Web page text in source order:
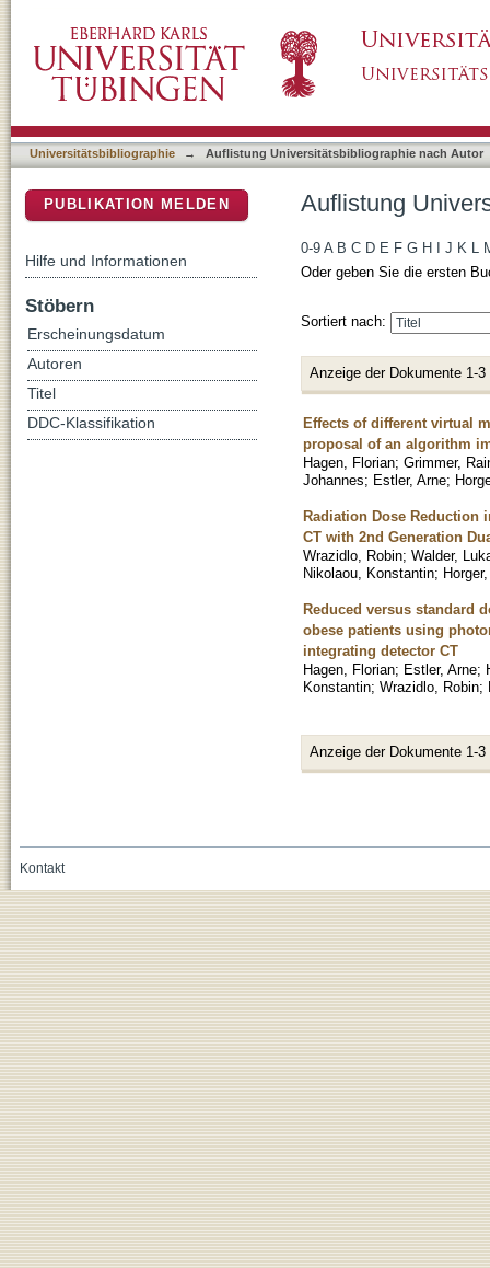
Universitätsbibliographie → Auflistung Universitätsbibliographie nach Autor
Auflistung
0-9 A B C D E F G H J K L
Oder geben Sie die ersten
Sortiert nach:
Anzeige der Dokumente 1-3
Effects of different virtual
proposal of an algorithm
Hagen, Florian; Grimmer,
Johannes; Estler, Arne;
Radiation Dose Reduction
CT with 2nd Generation
Wrazidlo, Robin; Walder,
Nikolaou, Konstantin;
Reduced versus standard
obese patients using
integrating detector CT
Hagen, Florian; Estler, Arne;
Konstantin; Wrazidlo, Robin;
Anzeige der Dokumente 1-3
PUBLIKATION MELDEN
Hilfe und Informationen
Stöbern
Erscheinungsdatum
Autoren
Titel
DDC-Klassifikation
Kontakt